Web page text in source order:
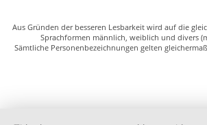
Aus Gründen der besseren Lesbarkeit wird auf die
Sprachformen männlich, weiblich und divers
Sämtliche Personenbezeichnungen gelten